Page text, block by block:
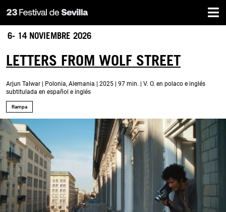
Pasar
al
contenido
6- 14 NOVIEMBRE 2026
Rampa
LETTERS FROM WOLF STREET
Arjun Talwar | Polonia, Alemania | 2025 | 97 min. | V. O. en polaco e inglés
subtitulada en español e inglés